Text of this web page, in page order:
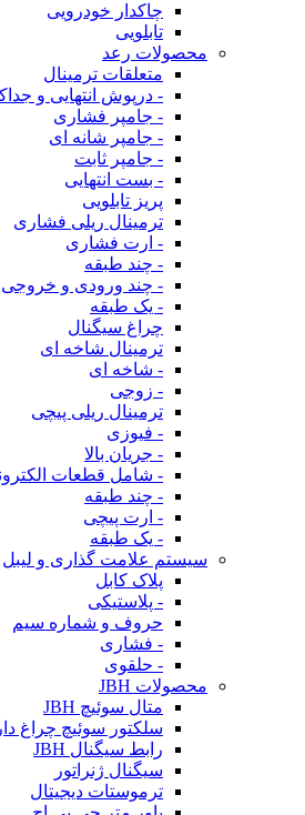
چاکدار خودرویی
تابلویی
محصولات رعد
متعلقات ترمینال
- درپوش انتهایی و
- جامپر فشاری
- جامپر شانه ای
- جامپر ثابت
- بست انتهایی
پریز تابلویی
ترمینال ریلی فشاری
- ارت فشاری
- چند طبقه
- چند ورودی و خروجی
- یک طبقه
چراغ سیگنال
ترمینال شاخه ای
- شاخه ای
- زوجی
ترمینال ریلی پیچی
- فیوزی
- جریان بالا
- شامل قطعات
- چند طبقه
- ارت پیچی
- یک طبقه
سیستم علامت گذاری و لیبل
پلاک کابل
- پلاستیکی
حروف و شماره سیم
- فشاری
- حلقوی
محصولات JBH
متال سوئیچ JBH
سلکتور سوئیچ چراغ دار
رابط سیگنال JBH
سیگنال ژنراتور
ترموستات دیجیتال